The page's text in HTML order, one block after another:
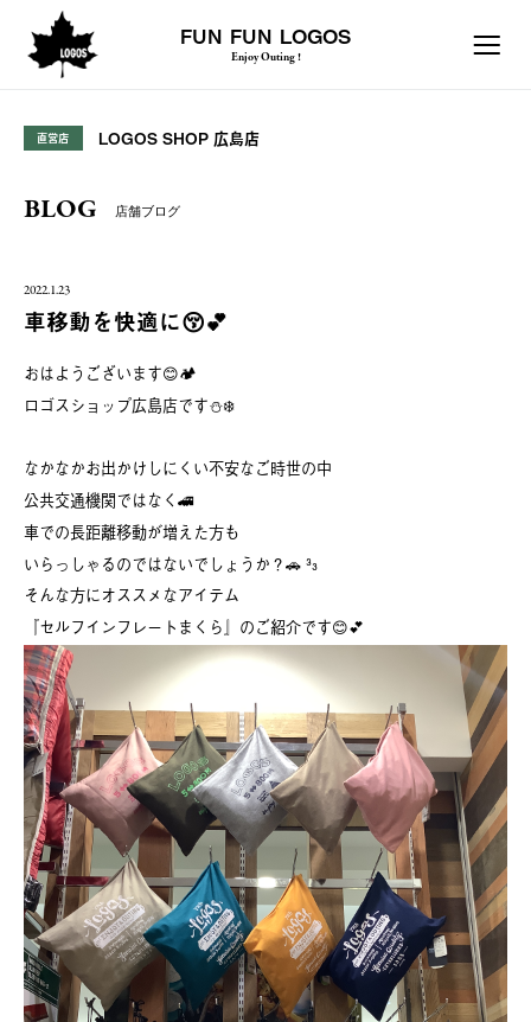
FUN FUN LOGOS
Enjoy Outing !
直営店 LOGOS SHOP 広島店
BLOG 店舗ブログ
2022.1.23
車移動を快適に😚💕
おはようございます😊🏕
ロゴスショップ広島店です⛄️❄️
なかなかお出かけしにくい不安なご時世の中
公共交通機関ではなく🚄
車での長距離移動が増えた方も
いらっしゃるのではないでしょうか？🚗 ³₃
そんな方にオススメなアイテム
『セルフインフレートまくら』のご紹介です😊💕